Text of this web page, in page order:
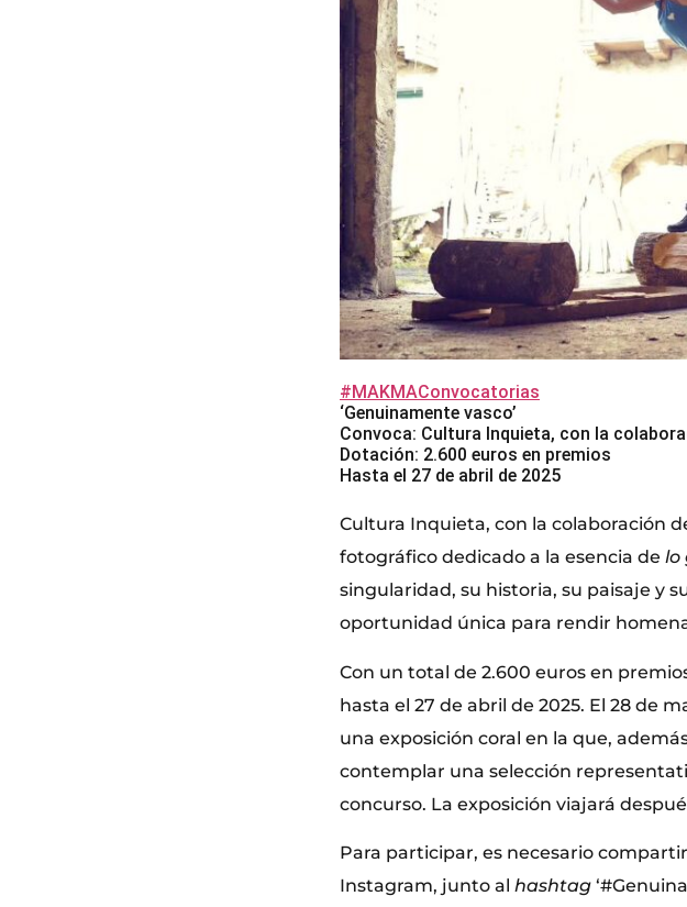
#MAKMAConvocatorias
‘Genuinamente vasco’
Convoca: Cultura Inquieta, con la
Dotación: 2.600 euros en premios
Hasta el 27 de abril de 2025
Cultura Inquieta, con la colaboración
fotográfico dedicado a la esencia de lo
singularidad, su historia, su paisaje y
oportunidad única para rendir
Con un total de 2.600 euros en
hasta el 27 de abril de 2025. El 28 de
una exposición coral en la que,
contemplar una selección
concurso. La exposición viajará
Para participar, es necesario
Instagram, junto al hashtag